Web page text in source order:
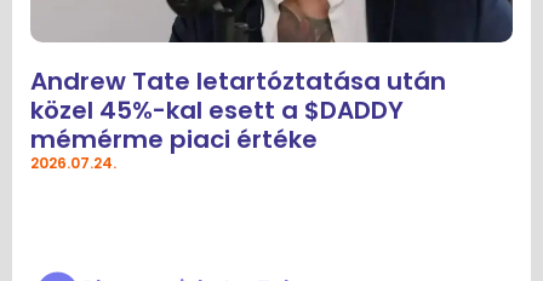
Andrew Tate letartóztatása után
közel 45%-kal esett a $DADDY
mémérme piaci értéke
2026.07.24.